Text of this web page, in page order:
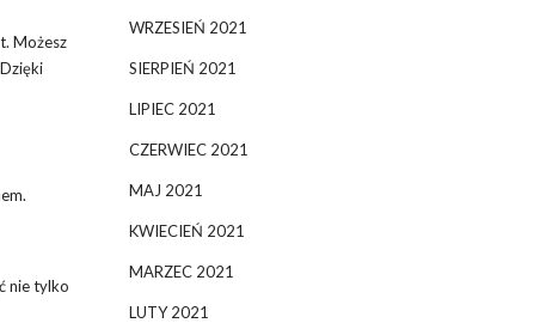
Możesz
nie tylko
WRZESIEŃ 2021
SIERPIEŃ 2021
LIPIEC 2021
CZERWIEC 2021
MAJ 2021
KWIECIEŃ 2021
MARZEC 2021
LUTY 2021